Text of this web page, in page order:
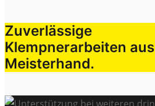
Zuverlässige
Klempnerarbeiten aus
Meisterhand.